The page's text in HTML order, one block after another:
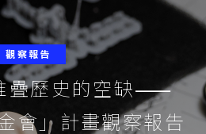
觀察報告
疊歷史的空缺⸺
會」計畫觀察報告